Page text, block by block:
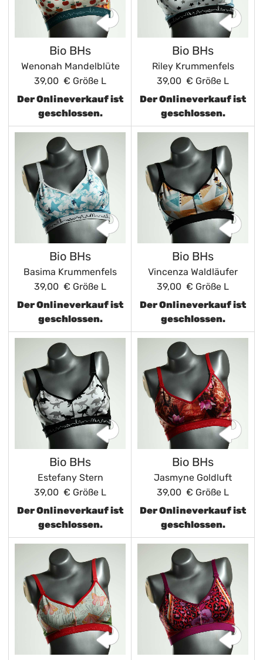
Bio BHs
Wenonah Mandelblüte
39,00 € Größe L
Der Onlineverkauf ist
geschlossen.
Bio BHs
Riley Krummenfels
39,00 € Größe L
Der Onlineverkauf ist
geschlossen.
Bio BHs
Basima Krummenfels
39,00 € Größe L
Der Onlineverkauf ist
geschlossen.
Bio BHs
Vincenza Waldläufer
39,00 € Größe L
Der Onlineverkauf ist
geschlossen.
Bio BHs
Estefany Stern
39,00 € Größe L
Der Onlineverkauf ist
geschlossen.
Bio BHs
Jasmyne Goldluft
39,00 € Größe L
Der Onlineverkauf ist
geschlossen.